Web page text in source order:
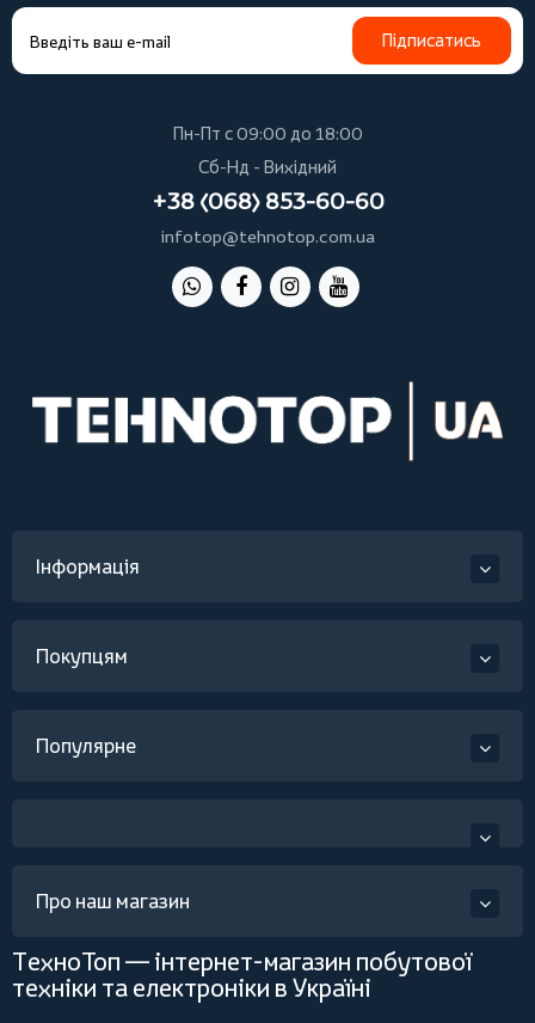
Підписатись
Пн-Пт с 09:00 до 18:00
Сб-Нд - Вихідний
+38 (068) 853-60-60
infotop@tehnotop.com.ua
Інформація
Покупцям
Популярне
Про наш магазин
ТехноТоп — інтернет-магазин побутової
техніки та електроніки в Україні